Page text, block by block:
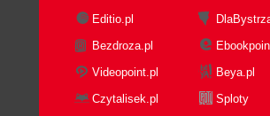
Editio.pl
Bezdroza.pl
Videopoint.pl
Beya.pl
Czytalisek.pl
Sploty